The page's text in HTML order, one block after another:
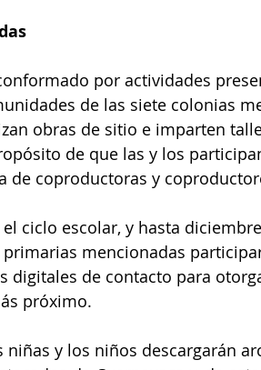
por actividades
de las siete colonias
obras de sitio e imparten
de que las y los
de coproductoras y
ciclo escolar, y hasta
mencionadas
digitales de contacto para
próximo.
niñas y los niños descargarán